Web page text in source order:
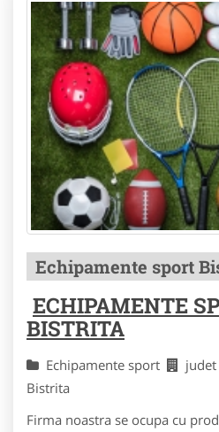
Echipamente sport
ECHIPAMENTE
BISTRITA
Echipamente sport
Bistrita
Firma noastra se ocupa cu